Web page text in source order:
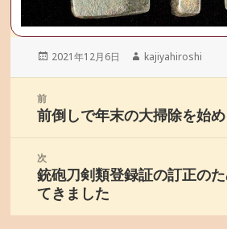
投
2021年12月6日
作
kajiyahiroshi
前
前
投
稿:
前倒しで年末の大掃除を始
次
次
の
投
銃砲刀剣類登録証の訂正の
てきました